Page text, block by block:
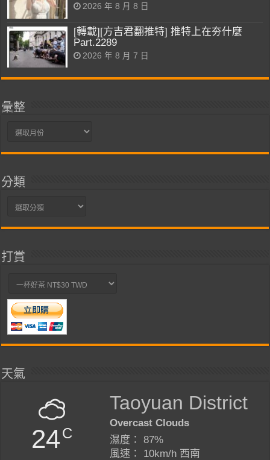
2026 年 8 月 8 日
[轉載][方吉君翻推特] 推特上在夯什麼
Part.2289
2026 年 8 月 7 日
彙整
彙
分類
分
打賞
天氣
24C
Taoyuan District
Overcast Clouds
濕度： 87%
風速： 10km/h 西南